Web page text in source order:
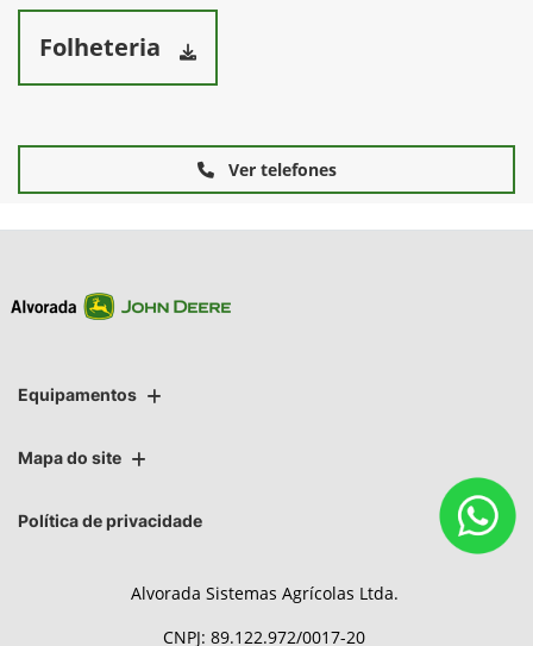
Folheteria
Ver telefones
Equipamentos
Mapa do site
Política de privacidade
Alvorada Sistemas Agrícolas Ltda.
CNPJ: 89.122.972/0017-20